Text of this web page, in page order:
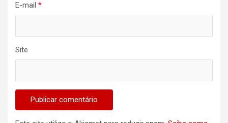
E-mail *
Site